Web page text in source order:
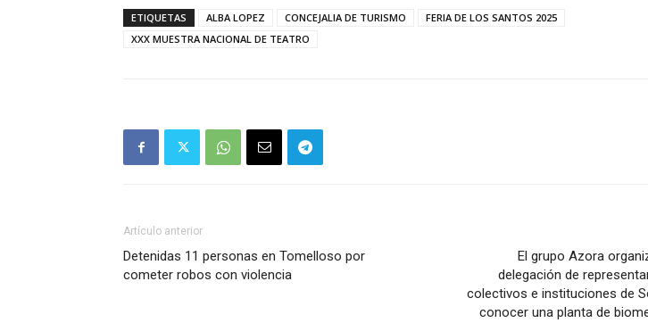
ETIQUETAS ALBA LOPEZ CONCEJALIA DE TURISMO
FERIA DE LOS SANTOS 2025
XXX MUESTRA NACIONAL DE TEATRO
Artículo anterior
Detenidas 11 personas en Tomelloso por
cometer robos con violencia
El grupo Azora
delegación de
colectivos e instituciones de
conocer una planta de